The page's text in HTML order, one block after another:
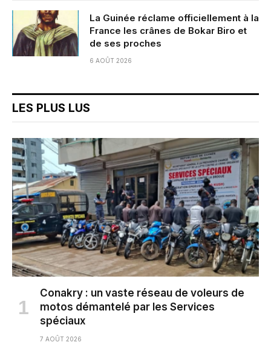
La Guinée réclame officiellement à la
France les crânes de Bokar Biro et
de ses proches
6 AOÛT 2026
LES PLUS LUS
Conakry : un vaste réseau de voleurs de
motos démantelé par les Services
spéciaux
7 AOÛT 2026